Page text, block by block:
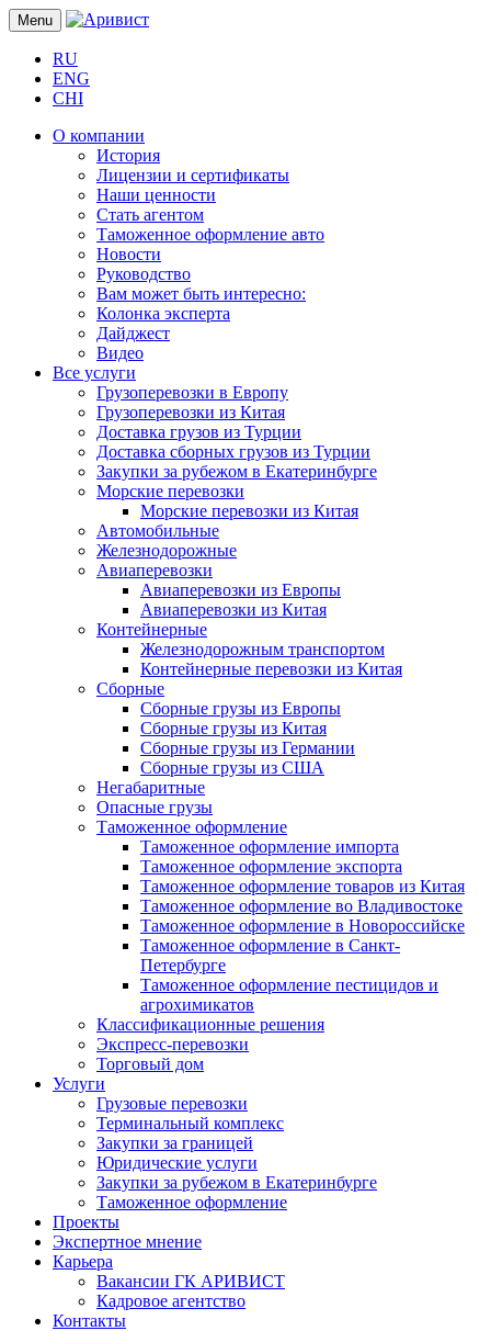
Menu
RU
ENG
CHI
О компании
История
Лицензии и сертификаты
Наши ценности
Стать агентом
Таможенное оформление авто
Новости
Руководство
Вам может быть интересно:
Колонка эксперта
Дайджест
Видео
Все услуги
Грузоперевозки в Европу
Грузоперевозки из Китая
Доставка грузов из Турции
Доставка сборных грузов из Турции
Закупки за рубежом в Екатеринбурге
Морские перевозки
Морские перевозки из Китая
Автомобильные
Железнодорожные
Авиаперевозки
Авиаперевозки из Европы
Авиаперевозки из Китая
Контейнерные
Железнодорожным транспортом
Контейнерные перевозки из Китая
Сборные
Сборные грузы из Европы
Сборные грузы из Китая
Сборные грузы из Германии
Сборные грузы из США
Негабаритные
Опасные грузы
Таможенное оформление
Таможенное оформление импорта
Таможенное оформление экспорта
Таможенное оформление товаров из Китая
Таможенное оформление во Владивостоке
Таможенное оформление в Новороссийске
Таможенное оформление в Санкт-
Петербурге
Таможенное оформление пестицидов и
агрохимикатов
Классификационные решения
Экспресс-перевозки
Торговый дом
Услуги
Грузовые перевозки
Терминальный комплекс
Закупки за границей
Юридические услуги
Закупки за рубежом в Екатеринбурге
Таможенное оформление
Проекты
Экспертное мнение
Карьера
Вакансии ГК АРИВИСТ
Кадровое агентство
Контакты